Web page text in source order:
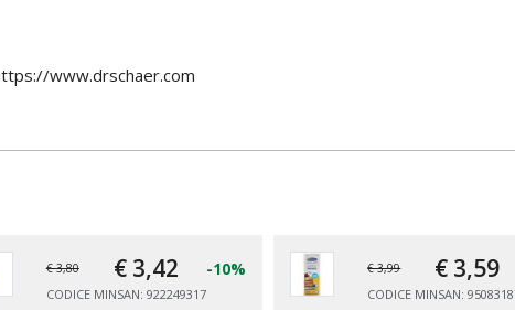
www.drschaer.com
€ 3,80 € 3,42 -10%
CODICE MINSAN: 922249317
€ 3,99 € 3,59
CODICE MINSAN: